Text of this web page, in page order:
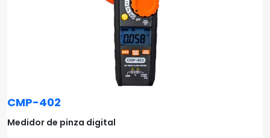
CMP-402
Medidor de pinza digital